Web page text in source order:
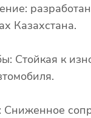
Казахстана.
Стойкая к
Сниженное